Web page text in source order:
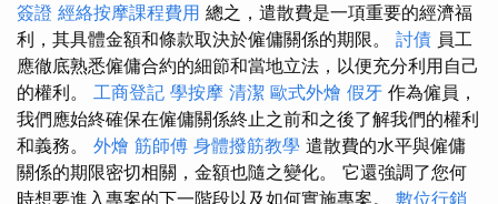
簽證 經絡按摩課程費用 總之，遣散費是一項重要的經濟福
利，其具體金額和條款取決於僱傭關係的期限。 討債 員工
應徹底熟悉僱傭合約的細節和當地立法，以便充分利用自己
的權利。 工商登記 學按摩 清潔 歐式外燴 假牙 作為僱員，
我們應始終確保在僱傭關係終止之前和之後了解我們的權利
和義務。 外燴 筋師傅 身體撥筋教學 遣散費的水平與僱傭
關係的期限密切相關，金額也隨之變化。 它還強調了您何
時想要進入專案的下一階段以及如何實施專案。 數位行銷